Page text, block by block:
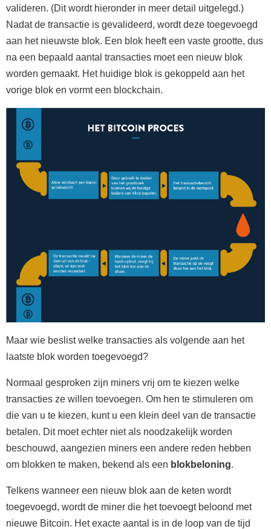
valideren. (Dit wordt hieronder in meer detail uitgelegd.)
Nadat de transactie is gevalideerd, wordt deze toegevoegd
aan het nieuwste blok. Een blok heeft een vaste grootte, dus
na een bepaald aantal transacties moet een nieuw blok
worden gemaakt. Het huidige blok is gekoppeld aan het
vorige blok en vormt een blockchain.
Maar wie beslist welke transacties als volgende aan het
laatste blok worden toegevoegd?
Normaal gesproken zijn miners vrij om te kiezen welke
transacties ze willen toevoegen. Om hen te stimuleren om
die van u te kiezen, kunt u een klein deel van de transactie
betalen. Dit moet echter niet als noodzakelijk worden
beschouwd, aangezien miners een andere reden hebben
om blokken te maken, bekend als een blokbeloning.
Telkens wanneer een nieuw blok aan de keten wordt
toegevoegd, wordt de miner die het toevoegt beloond met
nieuwe Bitcoin. Het exacte aantal is in de loop van de tijd